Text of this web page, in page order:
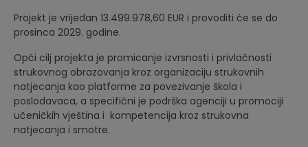
Projekt je vrijedan 13.499.978,60 EUR i provoditi će se do
prosinca 2029. godine.
Opći cilj projekta je promicanje izvrsnosti i privlačnosti
strukovnog obrazovanja kroz organizaciju strukovnih
natjecanja kao platforme za povezivanje škola i
poslodavaca, a specifični je podrška agenciji u promociji
učeničkih vještina i kompetencija kroz strukovna
natjecanja i smotre.